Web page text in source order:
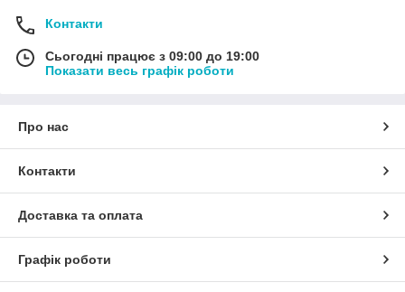
Контакти
Сьогодні працює з 09:00 до 19:00
Показати весь графік роботи
Про нас
Контакти
Доставка та оплата
Графік роботи